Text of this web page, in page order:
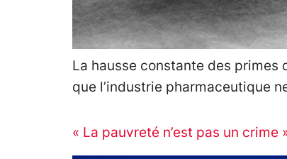
La hausse constante des primes
que l’industrie pharmaceutique
« La pauvreté n’est pas un